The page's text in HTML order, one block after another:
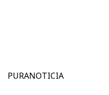
PURANOTICIA